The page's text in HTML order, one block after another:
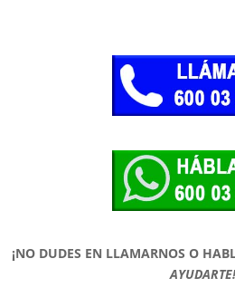
¡NO DUDES EN LLAMARNOS O
AYUDARTE!